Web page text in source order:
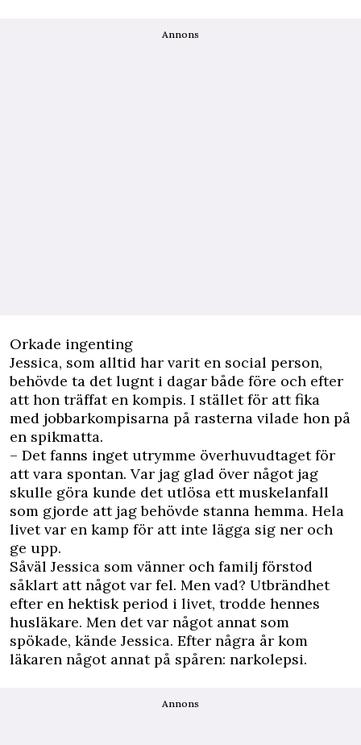
Annons
Orkade ingenting
Jessica, som alltid har varit en social person,
behövde ta det lugnt i dagar både före och efter
att hon träffat en kompis. I stället för att fika
med jobbarkompisarna på rasterna vilade hon på
en spikmatta.
– Det fanns inget utrymme överhuvudtaget för
att vara spontan. Var jag glad över något jag
skulle göra kunde det utlösa ett muskelanfall
som gjorde att jag behövde stanna hemma. Hela
livet var en kamp för att inte lägga sig ner och
ge upp.
Såväl Jessica som vänner och familj förstod
såklart att något var fel. Men vad? Utbrändhet
efter en hektisk period i livet, trodde hennes
husläkare. Men det var något annat som
spökade, kände Jessica. Efter några år kom
läkaren något annat på spåren: narkolepsi.
Annons